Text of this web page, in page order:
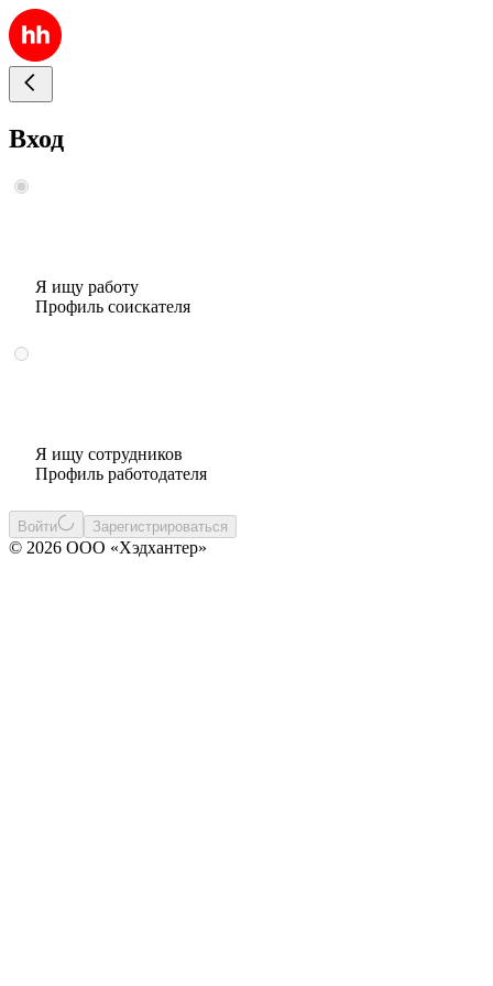
Вход
Я ищу работу
Профиль соискателя
Я ищу сотрудников
Профиль работодателя
Войти Зарегистрироваться
© 2026 ООО «Хэдхантер»